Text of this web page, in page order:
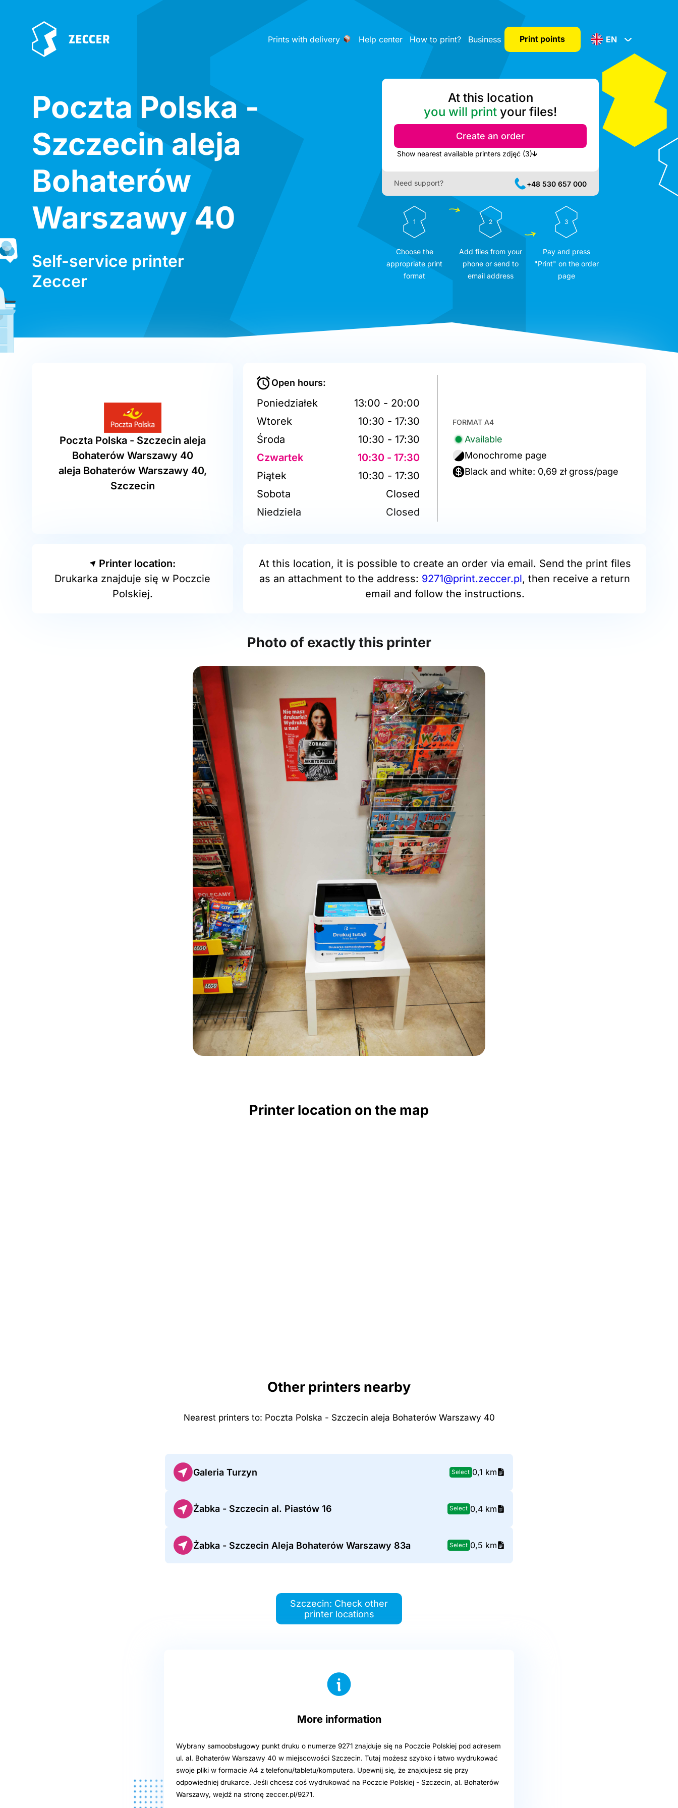
Prints with delivery Help center How to print? Business Print points EN
Poczta Polska -
Szczecin aleja
Bohaterów
Warszawy 40
Self-service printer
Zeccer
At this location
you will print your files!
Create an order
Show nearest available printers zdjęć (3)
Need support? +48 530 657 000
1
Choose the
appropriate print
format
2
Add files from your
phone or send to
email address
3
Pay and press
"Print" on the order
page
Poczta Polska - Szczecin aleja
Bohaterów Warszawy 40
aleja Bohaterów Warszawy 40,
Szczecin
Open hours:
Poniedziałek
13:00 - 20:00
Wtorek
10:30 - 17:30
Środa
10:30 - 17:30
Czwartek
10:30 - 17:30
Piątek
10:30 - 17:30
Sobota
Closed
Niedziela
Closed
FORMAT A4
Available
Monochrome page
Black and white: 0,69 zł gross/page
Printer location:
Drukarka znajduje się w Poczcie
Polskiej.
At this location, it is possible to create an order via email. Send the print files
as an attachment to the address: 9271@print.zeccer.pl, then receive a return
email and follow the instructions.
Photo of exactly this printer
Printer location on the map
Other printers nearby
Nearest printers to: Poczta Polska - Szczecin aleja Bohaterów Warszawy 40
Galeria Turzyn Select 0,1 km
Żabka - Szczecin al. Piastów 16 Select 0,4 km
Żabka - Szczecin Aleja Bohaterów Warszawy 83a Select 0,5 km
Szczecin: Check other
printer locations
More information
Wybrany samoobsługowy punkt druku o numerze 9271 znajduje się na Poczcie Polskiej pod adresem
ul. al. Bohaterów Warszawy 40 w miejscowości Szczecin. Tutaj możesz szybko i łatwo wydrukować
swoje pliki w formacie A4 z telefonu/tabletu/komputera. Upewnij się, że znajdujesz się przy
odpowiedniej drukarce. Jeśli chcesz coś wydrukować na Poczcie Polskiej - Szczecin, al. Bohaterów
Warszawy, wejdź na stronę zeccer.pl/9271.